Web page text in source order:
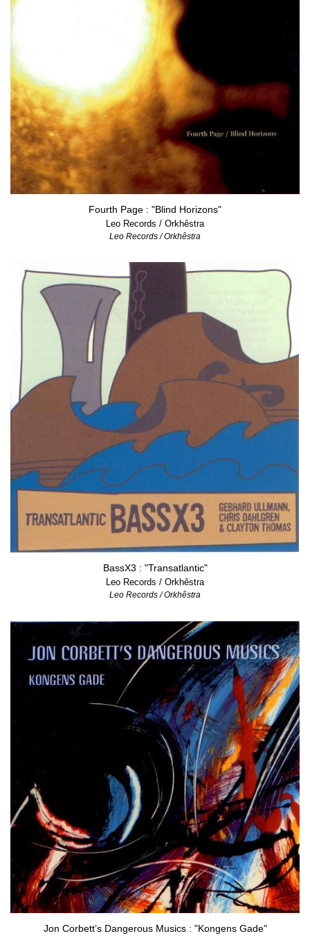
Fourth Page : "Blind Horizons"
Leo Records / Orkhêstra
Leo Records / Orkhêstra
BassX3 : "Transatlantic"
Leo Records / Orkhêstra
Leo Records / Orkhêstra
Jon Corbett’s Dangerous Musics : "Kongens Gade"